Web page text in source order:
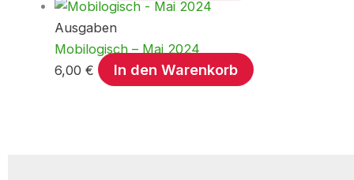
Ausgaben
Mobilogisch – Mai 2024
6,00€ In den Warenkorb